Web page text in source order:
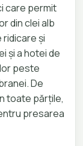
care permit
din clei alb
ridicare și
și a hotei de
peste
De
toate părțile,
presarea